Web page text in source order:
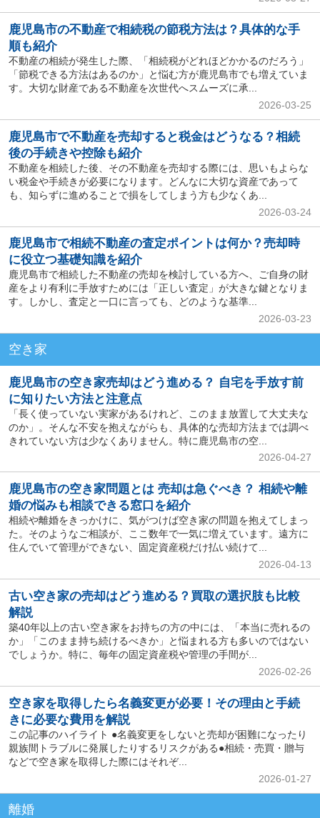
鹿児島市の不動産で相続税の節税方法は？具体的な手
順も紹介
不動産の相続が発生した際、「相続税がどれほどかかるのだろう」
「節税できる方法はあるのか」と悩む方が鹿児島市でも増えていま
す。大切な財産である不動産を次世代へスムーズに承...
2026-03-25
鹿児島市で不動産を売却すると税金はどうなる？相続
後の手続きや控除も紹介
不動産を相続した後、その不動産を売却する際には、思いもよらな
い税金や手続きが必要になります。どんなに大切な資産であって
も、知らずに進めることで損をしてしまう方も少なくあ...
2026-03-24
鹿児島市で相続不動産の査定ポイントは何か？売却時
に役立つ基礎知識を紹介
鹿児島市で相続した不動産の売却を検討している方へ、ご自身の財
産をより有利に手放すためには「正しい査定」が大きな鍵となりま
す。しかし、査定と一口に言っても、どのような基準...
2026-03-23
空き家
鹿児島市の空き家売却はどう進める？ 自宅を手放す前
に知りたい方法と注意点
「長く使っていない実家があるけれど、このまま放置して大丈夫な
のか」。そんな不安を抱えながらも、具体的な売却方法までは調べ
きれていない方は少なくありません。特に鹿児島市の空...
2026-04-27
鹿児島市の空き家問題とは 売却は急ぐべき？ 相続や離
婚の悩みも相談できる窓口を紹介
相続や離婚をきっかけに、気がつけば空き家の問題を抱えてしまっ
た。そのようなご相談が、ここ数年で一気に増えています。遠方に
住んでいて管理ができない、固定資産税だけ払い続けて...
2026-04-13
古い空き家の売却はどう進める？買取の選択肢も比較
解説
築40年以上の古い空き家をお持ちの方の中には、「本当に売れるの
か」「このまま持ち続けるべきか」と悩まれる方も多いのではない
でしょうか。特に、毎年の固定資産税や管理の手間が...
2026-02-26
空き家を取得したら名義変更が必要！その理由と手続
きに必要な費用を解説
この記事のハイライト ●名義変更をしないと売却が困難になったり
親族間トラブルに発展したりするリスクがある●相続・売買・贈与
などで空き家を取得した際にはそれぞ...
2026-01-27
離婚